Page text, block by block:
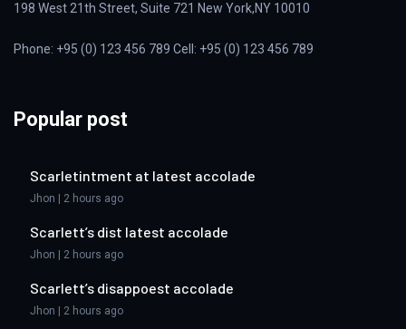
198 West 21th Street, Suite 721 New York,NY 10010
Phone: +95 (0) 123 456 789 Cell: +95 (0) 123 456 789
Popular post
Scarletintment at latest accolade
Jhon | 2 hours ago
Scarlett’s dist latest accolade
Jhon | 2 hours ago
Scarlett’s disappoest accolade
Jhon | 2 hours ago